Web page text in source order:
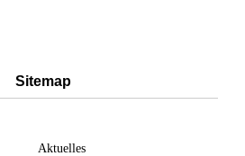
Sitemap
Aktuelles